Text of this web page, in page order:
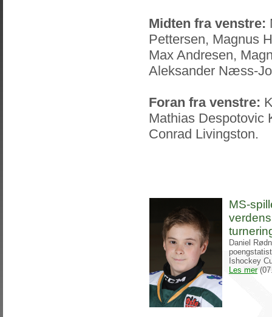
Midten fra venstre:
Pettersen, Magnus
Max Andresen,
Aleksander Næss-
Foran fra venstre:
Mathias Despotovic
Conrad Livingston.
MS-
Daniel
Ishockey
Les mer